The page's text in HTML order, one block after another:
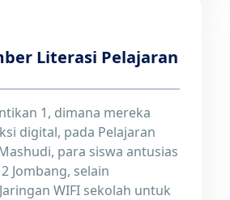
Literasi Pelajaran
1, dimana mereka
digital, pada Pelajaran
para siswa antusias
Jombang, selain
WIFI sekolah untuk